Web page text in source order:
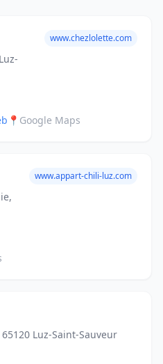
www.chezlolette.com
📍 Google Maps
www.appart-chili-luz.com
Luz-Saint-Sauveur